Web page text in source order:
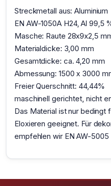
Streckmetall aus: Aluminium
EN AW-1050A H24, Al 99,5
Masche: Raute 28x9x2,5
Materialdicke: 3,00 mm
Gesamtdicke: ca. 4,20 mm
Abmessung: 1500 x 3000
Freier Querschnitt: 44,44%
maschinell gerichtet, nicht
Das Material ist nur bedingt
Eloxieren geeignet. Für
empfehlen wir EN AW-5005